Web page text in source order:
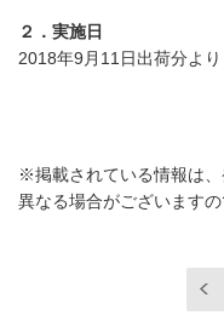
２．実施日
2018年9月11日出荷分より
※掲載されている情報は
異なる場合がございます